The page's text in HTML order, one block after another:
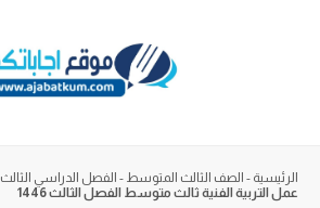
الرئيسية - الصف الثالث المتوسط - الفصل الدراسي الثالث
عمل التربية الفنية ثالث متوسط الفصل الثالث 1446